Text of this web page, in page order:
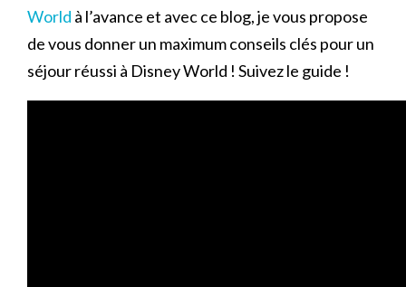
World à l’avance et avec ce blog, je vous propose
de vous donner un maximum conseils clés pour un
séjour réussi à Disney World ! Suivez le guide !